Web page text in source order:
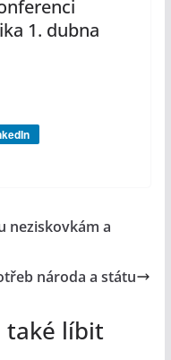
1. dubna
neziskovkám a
národa a státu
také líbit